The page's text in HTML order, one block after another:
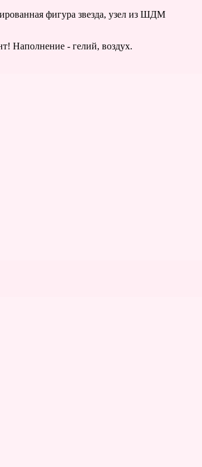
фигура звезда, узел из ШДМ
Наполнение - гелий, воздух.